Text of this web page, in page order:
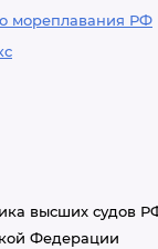
мореплавания РФ
высших судов
Федерации